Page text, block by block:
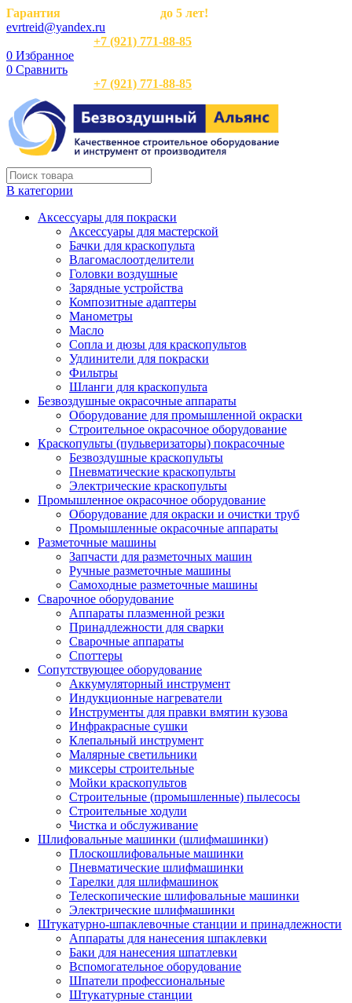
Гарантия
до 5 лет!
evrtreid@yandex.ru
+7 (921) 771-88-85
0 Избранное
0 Сравнить
+7 (921) 771-88-85
В категории
Аксессуары для покраски
Аксессуары для мастерской
Бачки для краскопульта
Влагомаслоотделители
Головки воздушные
Зарядные устройства
Композитные адаптеры
Манометры
Масло
Сопла и дюзы для краскопультов
Удлинители для покраски
Фильтры
Шланги для краскопульта
Безвоздушные окрасочные аппараты
Оборудование для промышленной окраски
Строительное окрасочное оборудование
Краскопульты (пульверизаторы) покрасочные
Безвоздушные краскопульты
Пневматические краскопульты
Электрические краскопульты
Промышленное окрасочное оборудование
Оборудование для окраски и очистки труб
Промышленные окрасочные аппараты
Разметочные машины
Запчасти для разметочных машин
Ручные разметочные машины
Самоходные разметочные машины
Сварочное оборудование
Аппараты плазменной резки
Принадлежности для сварки
Сварочные аппараты
Споттеры
Сопутствующее оборудование
Аккумуляторный инструмент
Индукционные нагреватели
Инструменты для правки вмятин кузова
Инфракрасные сушки
Клепальный инструмент
Малярные светильники
миксеры строительные
Мойки краскопультов
Строительные (промышленные) пылесосы
Строительные ходули
Чистка и обслуживание
Шлифовальные машинки (шлифмашинки)
Плоскошлифовальные машинки
Пневматические шлифмашинки
Тарелки для шлифмашинок
Телескопические шлифовальные машинки
Электрические шлифмашинки
Штукатурно-шпаклевочные станции и принадлежности
Аппараты для нанесения шпаклевки
Баки для нанесения шпатлевки
Вспомогательное оборудование
Шпатели профессиональные
Штукатурные станции